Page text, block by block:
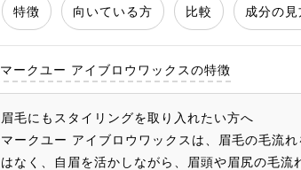
特徴 向いている方 比較 成分の見
マークユー アイブロウワックスの特徴
眉毛にもスタイリングを取り入れたい方へ
マークユー アイブロウワックスは、眉毛の毛流
はなく、自眉を活かしながら、眉頭や眉尻の毛流